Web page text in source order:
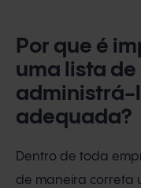
Por que é
uma lista de
administrá-
adequada?
Dentro de toda
de maneira correta